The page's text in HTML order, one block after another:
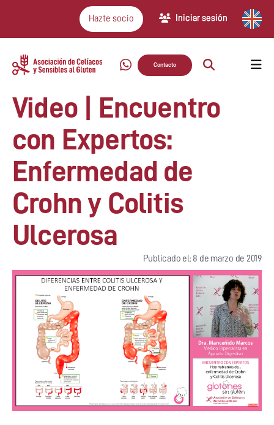
Hazte socio Iniciar sesión
Contacto
Video | Encuentro
con Expertos:
Enfermedad de
Crohn y Colitis
Ulcerosa
Publicado el: 8 de marzo de 2019